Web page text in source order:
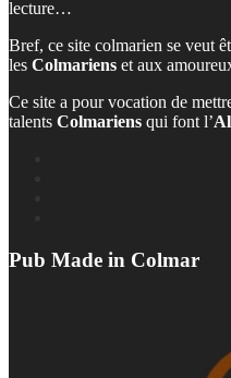
lecture…
Bref, ce site colmarien se veut
les Colmariens et aux
Ce site a pour vocation de
talents Colmariens qui font l’
Pub Made in Colmar